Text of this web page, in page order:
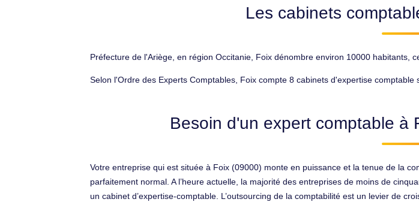
Les cabinets
Préfecture de l'Ariège, en région Occitanie, Foix dénombre environ 10000 habitants,
Selon l'Ordre des Experts Comptables, Foix compte 8 cabinets d'expertise comptable
Besoin d'un expert comptable à
Votre entreprise qui est située à Foix (09000) monte en puissance et la tenue de la
parfaitement normal. A l’heure actuelle, la majorité des entreprises de moins de
un cabinet d’expertise-comptable. L’outsourcing de la comptabilité est un levier de